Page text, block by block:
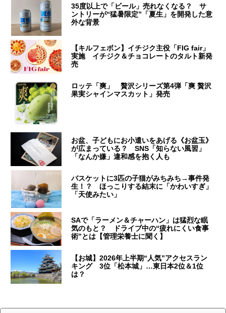
35度以上で「ビール」売れなくなる？ サ
ントリーが“猛暑限定”「夏生」を開発した意
外な背景
【キルフェボン】イチジク主役「FIG fair」
実施 イチジク＆チョコレートのタルト新発
売
ロッテ「爽」 贅沢シリーズ第4弾「爽 贅沢
果実シャインマスカット」発売
お盆、子どもにお小遣いをあげる《お盆玉》
が広まっている？ SNS「知らない風習」
「なんか嫌」違和感を抱く人も
バスケットに3匹の子猫がみちみち→事件発
生！？ ほっこりする結末に「かわいすぎ」
「天使みたい」
SAで「ラーメン＆チャーハン」は猛烈な眠
気のもと？ ドライブ中の“疲れにくい食事
術”とは【管理栄養士に聞く】
【お城】2026年上半期“人気”アクセスラン
キング 3位「松本城」…東日本2位＆1位
は？